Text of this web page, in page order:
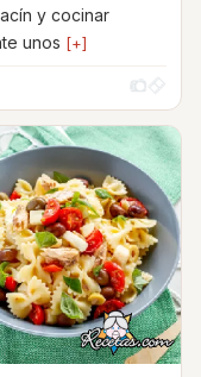
y cocinar
unos [+]